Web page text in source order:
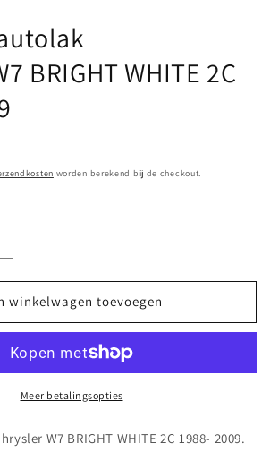
BRIGHT WHITE 2C
worden berekend bij de checkout.
WHITE
1988-
winkelwagen toevoegen
Meer betalingsopties
W7 BRIGHT WHITE 2C 1988- 2009.